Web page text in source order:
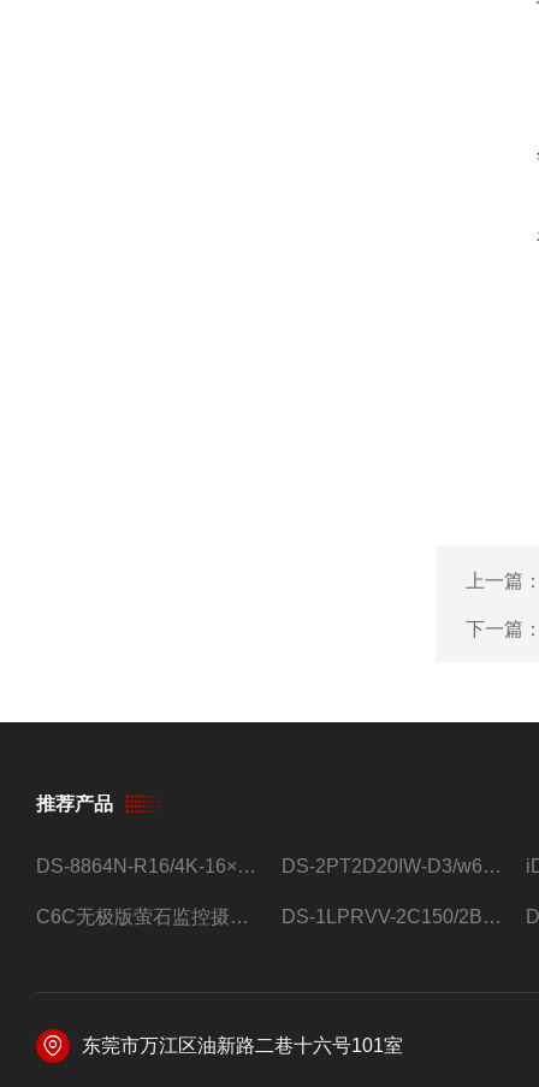
上一篇
下一篇
推荐产品
DS-8864N-R16/4K-16×4T/希捷16盘位录像机 DS-2PT2D20IW-D3/w64路高清硬盘录像机
C6C无极版萤石监控摄像头 DS-1LPRVV-2C150/2B监控室外夜视高清电源线护套线200米/卷
东莞市万江区油新路二巷十六号101室